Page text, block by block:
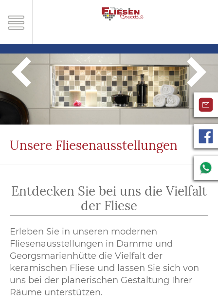
Unsere Fliesenausstellungen
Entdecken Sie bei uns die Vielfalt
der Fliese
Erleben Sie in unseren modernen
Fliesenausstellungen in Damme und
Georgsmarienhütte die Vielfalt der
keramischen Fliese und lassen Sie sich von
uns bei der planerischen Gestaltung Ihrer
Räume unterstützen.